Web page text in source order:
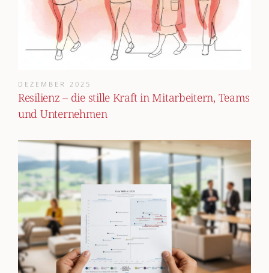
DEZEMBER 2025
Resilienz – die stille Kraft in Mitarbeitern, Teams
und Unternehmen